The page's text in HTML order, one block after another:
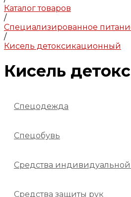
Каталог товаров
/
Специализированное
/
Кисель детоксикационный
Кисель
Спецодежда
Спецобувь
Средства
Средства защиты рук